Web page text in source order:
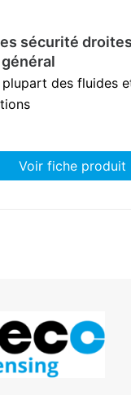
sécurité
des fluides
Voir fiche produit